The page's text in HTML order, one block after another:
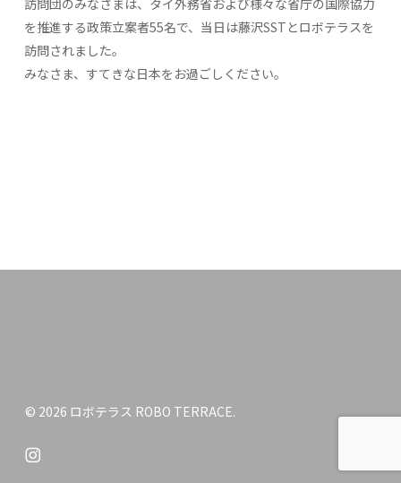
訪問団のみなさまは、タイ外務省および様々な省庁の国際協力
を推進する政策立案者55名で、当日は藤沢SSTとロボテラスを
訪問されました。
みなさま、すてきな日本をお過ごしください。
© 2026 ロボテラス ROBO TERRACE.
instagram